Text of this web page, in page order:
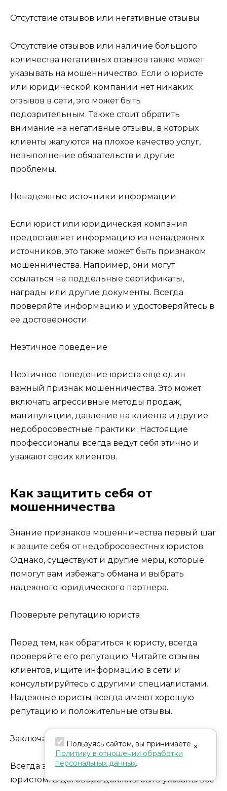
Отсутствие отзывов или негативные отзывы
Отсутствие отзывов или наличие большого
количества негативных отзывов также может
указывать на мошенничество. Если о юристе
или юридической компании нет никаких
отзывов в сети, это может быть
подозрительным. Также стоит обратить
внимание на негативные отзывы, в которых
клиенты жалуются на плохое качество услуг,
невыполнение обязательств и другие
проблемы.
Ненадежные источники информации
Если юрист или юридическая компания
предоставляет информацию из ненадежных
источников, это также может быть признаком
мошенничества. Например, они могут
ссылаться на поддельные сертификаты,
награды или другие документы. Всегда
проверяйте информацию и удостоверяйтесь в
ее достоверности.
Неэтичное поведение
Неэтичное поведение юриста еще один
важный признак мошенничества. Это может
включать агрессивные методы продаж,
манипуляции, давление на клиента и другие
недобросовестные практики. Настоящие
профессионалы всегда ведут себя этично и
уважают своих клиентов.
Как защитить себя от
мошенничества
Знание признаков мошенничества первый шаг
к защите себя от недобросовестных юристов.
Однако, существуют и другие меры, которые
помогут вам избежать обмана и выбрать
надежного юридического партнера.
Проверьте репутацию юриста
Перед тем, как обратиться к юристу, всегда
проверяйте его репутацию. Читайте отзывы
клиентов, ищите информацию в сети и
консультируйтесь с другими специалистами.
Надежные юристы всегда имеют хорошую
репутацию и положительные отзывы.
Заключайте договор
Всегда заключайте письменный договор с
юристом. В договоре должны быть указаны все
×
Пользуясь сайтом, вы принимаете
Политику в отношении обработки
персональных данных.